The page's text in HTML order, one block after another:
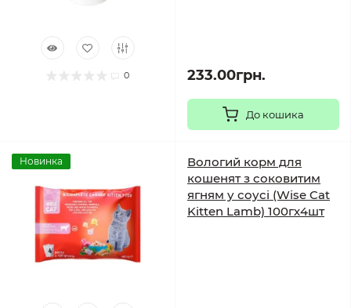
0 233.00грн.
До кошика
Новинка
Вологий корм для
кошенят з соковитим
ягням у соусі (Wise Cat
Kitten Lamb) 100гх4шт